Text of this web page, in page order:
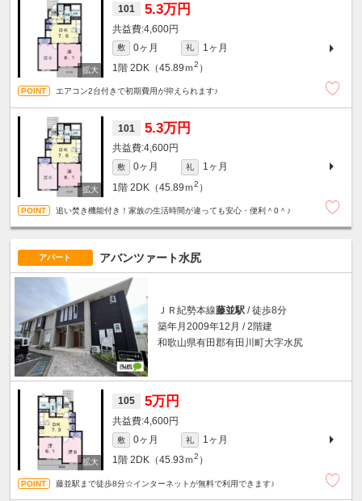
101 5.3万円
4,600円
敷 0ヶ月 礼
1ヶ月
1階 2DK（45.89ｍ2 ）
エアコン2台付きで初期費用が抑えられます♪
101 5.3万円
4,600円
敷 0ヶ月 礼
1ヶ月
1階 2DK（45.89ｍ2 ）
追い焚き機能付き！家族の生活時間が違っても安心・便利＾0＾♪
アパート アバンツァート水尻
ＪＲ紀勢本線藤並駅 / 徒歩8分
築年月2009年12月 / 2階建
和歌山県有田郡有田川町大字水尻
105 5万円
4,600円
敷 0ヶ月 礼
1ヶ月
1階 2DK（45.93ｍ2 ）
藤並駅まで徒歩8分☆インターネットが無料で利用できます♪